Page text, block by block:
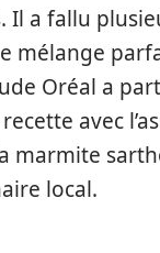
a fallu
mélange
Oréal a
avec
marmite
local.